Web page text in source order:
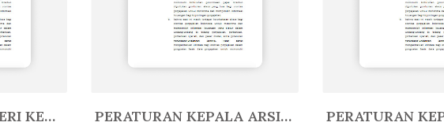
KEPUTUSAN MENTERI KESEHATAN REPU... PERATURAN KEPALA ARSIP NASIONAL ...